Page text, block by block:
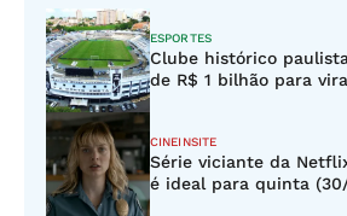
ESPORTES
Clube histórico
de R$ 1 bilhão para
CINEINSITE
Série viciante da
é ideal para quinta